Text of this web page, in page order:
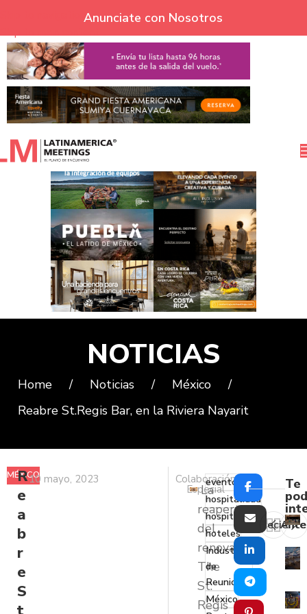
Skip to navigation
Skip to main content
Anunciate con Nosotros
NOTICIAS
Home / Noticias / México
/
Reabre St.Regis Bar, en la Riviera Nayarit
MÉXICO
R
e
a
b
r
e
S
10 mayo, 2023 Colaboración
Especial
La
reapertura
del
renovado
The
St.
Regis
eventos
hospitalidad
hospitalizó
hoteles
Industria
de
Reuniones
México
Reciente
Te